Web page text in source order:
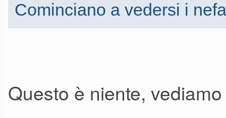
Cominciano a vedersi i
Questo è niente,